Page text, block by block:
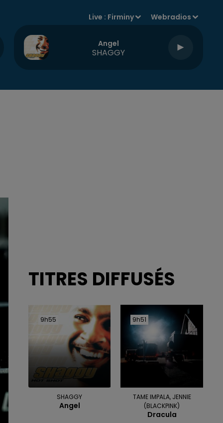
Live : Firminy Webradios
Angel
SHAGGY
TITRES DIFFUSÉS
9h55
9h55
SHAGGY
Angel
9h51
9h51
TAME IMPALA, JENNIE
(BLACKPINK)
Dracula